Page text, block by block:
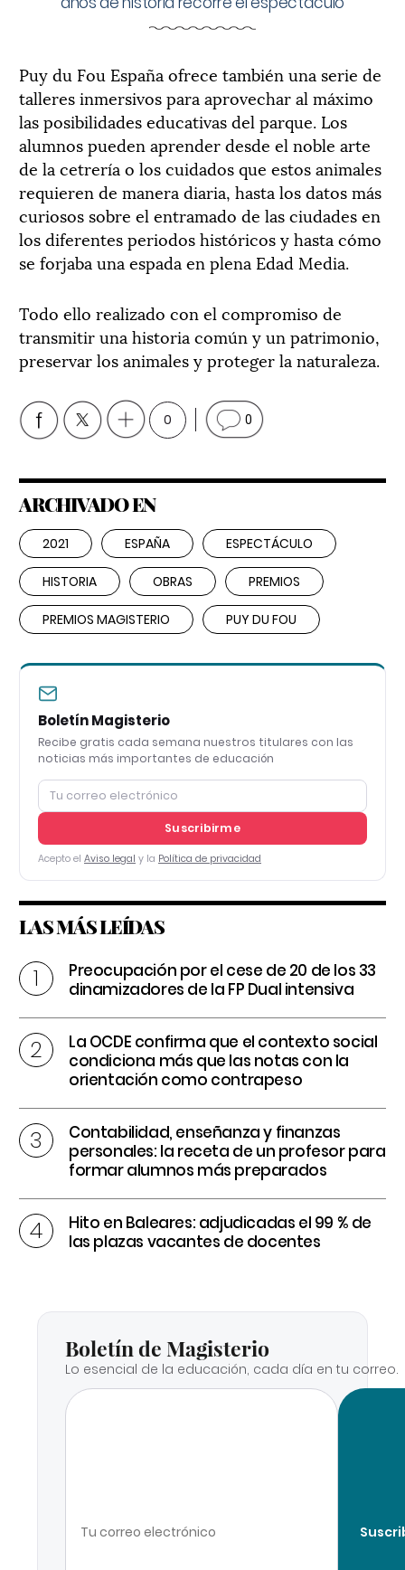
Puy du Fou España ofrece también una serie de
talleres inmersivos para aprovechar al máximo
las posibilidades educativas del parque. Los
alumnos pueden aprender desde el noble arte
de la cetrería o los cuidados que estos animales
requieren de manera diaria, hasta los datos más
curiosos sobre el entramado de las ciudades en
los diferentes periodos históricos y hasta cómo
se forjaba una espada en plena Edad Media.
Todo ello realizado con el compromiso de
transmitir una historia común y un patrimonio,
preservar los animales y proteger la naturaleza.
0 0
ARCHIVADO EN
2021 ESPAÑA ESPECTÁCULO
HISTORIA OBRAS PREMIOS
PREMIOS MAGISTERIO PUY DU FOU
Boletín Magisterio
Recibe gratis cada semana nuestros titulares con las
noticias más importantes de educación
Suscribirme
Acepto el Aviso legal y la Política de privacidad
LAS MÁS LEÍDAS
Preocupación por el cese de 20 de los 33
dinamizadores de la FP Dual intensiva
La OCDE confirma que el contexto social
condiciona más que las notas con la
orientación como contrapeso
Contabilidad, enseñanza y finanzas
personales: la receta de un profesor para
formar alumnos más preparados
Hito en Baleares: adjudicadas el 99 % de
las plazas vacantes de docentes
Boletín de Magisterio
Lo esencial de la educación, cada día en tu correo.